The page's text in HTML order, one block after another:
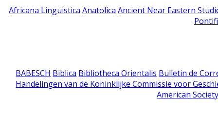
Africana Linguistica Anatolica Ancient Near Eastern
BABESCH Biblica Bibliotheca Orientalis Bulletin de
Handelingen van de Koninklijke Commissie voor
American